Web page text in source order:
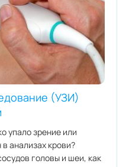
(УЗИ)
упало зрение или
анализах крови?
головы и шеи, как